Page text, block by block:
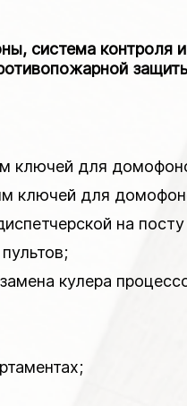
система контроля
ключей для
ключей для
на
кулера